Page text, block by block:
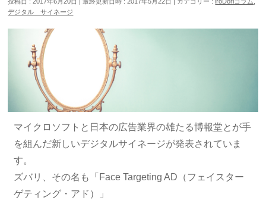
デジタル サイネージ
マイクロソフトと日本の広告業界の雄たる博報堂とが手
を組んだ新しいデジタルサイネージが発表されていま
す。
ズバリ、その名も「Face Targeting AD（フェイスター
ゲティング・アド）」